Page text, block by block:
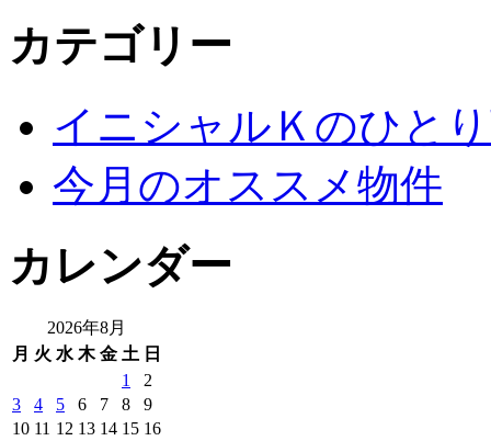
カテゴリー
イニシャルＫのひと
今月のオススメ物件
カレンダー
2026年8月
月 火 水 木 金 土 日
1
2
3
4 5 6 7 8
9
10 11 12 13 14 15 16